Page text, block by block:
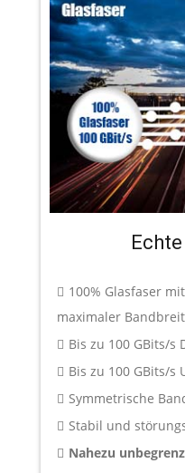
100% Glasfaser
maximaler
Bis zu 100 GBits/s
Bis zu 100 GBits/s
Symmetrische
Stabil und
Nahezu